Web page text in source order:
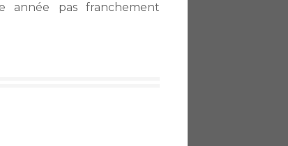
année pas franchement